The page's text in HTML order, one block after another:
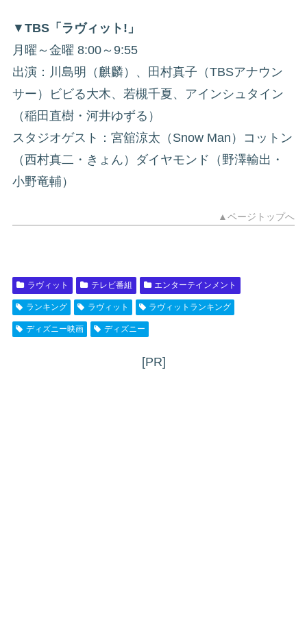
▼ TBS「ラヴィット!」
月曜～金曜 8:00～9:55
出演：川島明（麒麟）、田村真子（TBSアナウン
サー）ビビる大木、若槻千夏、アインシュタイン
（稲田直樹・‎河井ゆずる）
スタジオゲスト：宮舘涼太（Snow Man）コットン
（西村真二・きょん）ダイヤモンド（野澤輸出・
小野竜輔）
▲ページトップへ
ラヴィット テレビ番組 エンターテインメント
ランキング ラヴィット ラヴィットランキング
ディズニー映画 ディズニー
[PR]